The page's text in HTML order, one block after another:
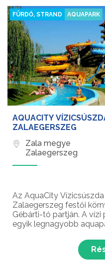
FÜRDŐ, STRAND AQUAPARK
AQUACITY
ZALAEGERSZEG
Zala megye
Zalaegerszeg
Az AquaCity
Zalaegerszeg festői
Gébárti-tó partján. A
egyik legnagyobb
illetve változatos vízi és